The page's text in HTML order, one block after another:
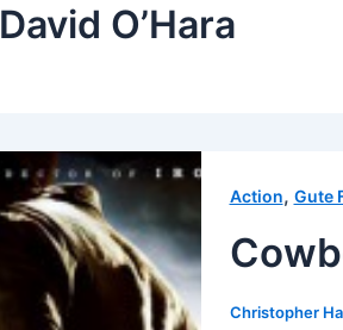
David O’Hara
Action, Gute
Christopher